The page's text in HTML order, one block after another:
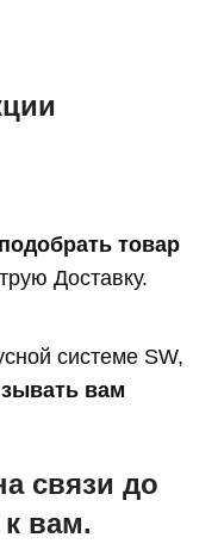
подобрать товар
Доставку.
системе SW,
вам
связи до
к вам.